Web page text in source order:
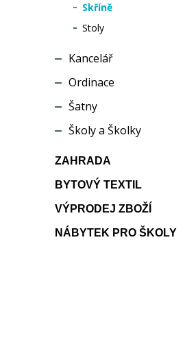
Skříně
Stoly
Kancelář
Ordinace
Šatny
Školy a Školky
ZAHRADA
BYTOVÝ TEXTIL
VÝPRODEJ ZBOŽÍ
NÁBYTEK PRO ŠKOLY